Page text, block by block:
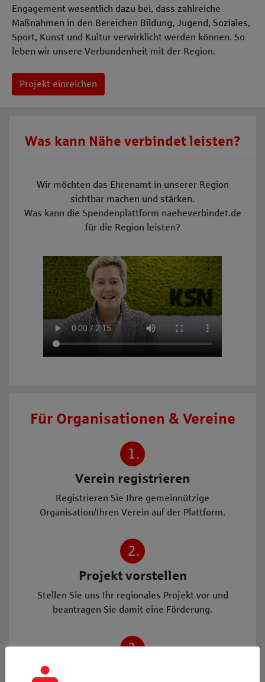
Engagement wesentlich dazu bei, dass zahlreiche
Maßnahmen in den Bereichen Bildung, Jugend, Soziales,
Sport, Kunst und Kultur verwirklicht werden können. So
leben wir unsere Verbundenheit mit der Region.
Projekt einreichen
Was kann Nähe verbindet leisten?
Wir möchten das Ehrenamt in unserer Region
sichtbar machen und stärken.
Was kann die Spendenplattform naeheverbindet.de
für die Region leisten?
Für Organisationen & Vereine
1.
Verein registrieren
Registrieren Sie Ihre gemeinnützige
Organisation/Ihren Verein auf der Plattform.
2.
Projekt vorstellen
Stellen Sie uns Ihr regionales Projekt vor und
beantragen Sie damit eine Förderung.
3.